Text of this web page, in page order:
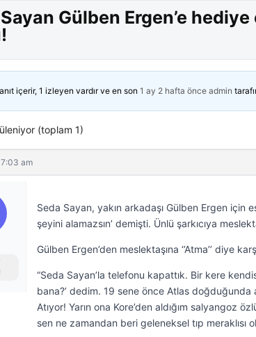
Gülben Ergen’e
içerir, 1 izleyen vardır ve en son 1 ay 2 hafta önce admin
(toplam 1)
am
Seda Sayan, yakın arkadaşı Gülben Ergen
şeyini alamazsın’ demişti. Ünlü şarkıcıya
Gülben Ergen’den meslektaşına ‘’Atma’’ diye
“Seda Sayan’la telefonu kapattık. Bir kere
bana?’ dedim. 19 sene önce Atlas doğduğunda
Atıyor! Yarın ona Kore’den aldığım salyangoz
sen ne zamandan beri geleneksel tıp meraklısı